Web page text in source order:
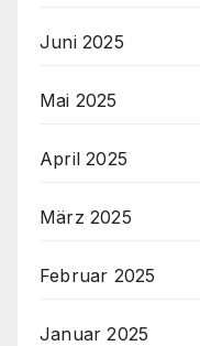
Juni 2025
Mai 2025
April 2025
März 2025
Februar 2025
Januar 2025